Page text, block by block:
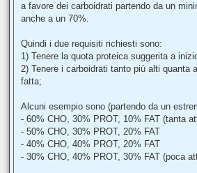
a favore dei carboidrati partendo da un
anche a un 70%.
Quindi i due requisiti richiesti sono:
1) Tenere la quota proteica suggerita a
2) Tenere i carboidrati tanto più alti quanta
fatta;
Alcuni esempio sono (partendo da un
- 60% CHO, 30% PROT, 10% FAT (tanta
- 50% CHO, 30% PROT, 20% FAT
- 40% CHO, 40% PROT, 20% FAT
- 30% CHO, 40% PROT, 30% FAT (poca